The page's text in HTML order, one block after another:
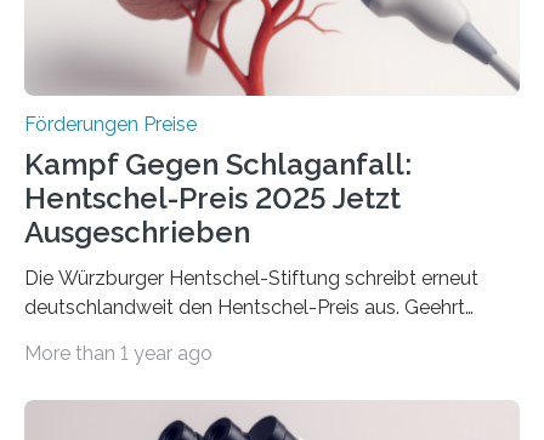
Wirtschaft und Energie eine gute Nachricht:
Überplanmäßige Verpflichtungsermächtigungen in
Förderungen Preise
Kampf Gegen Schlaganfall:
Hentschel-Preis 2025 Jetzt
Ausgeschrieben
Die Würzburger Hentschel-Stiftung schreibt erneut
deutschlandweit den Hentschel-Preis aus. Geehrt
hochrangige wissenschaftliche Publikation zum Thema
Schlaganfall“ mit Sitz in Würzburg fördert die
More than 1 year ago